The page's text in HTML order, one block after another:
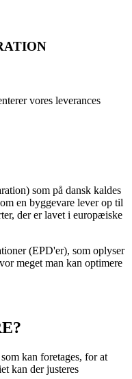
vores leverances
som på dansk kaldes
en byggevare lever op til
der er lavet i europæiske
(EPD'er), som oplyser
meget man kan optimere
kan foretages, for at
kan der justeres